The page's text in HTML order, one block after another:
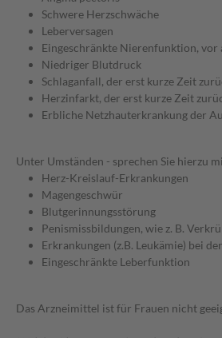
Schwere Herzschwäche
Leberversagen
Eingeschränkte Nierenfunktion,
Niedriger Blutdruck
Schlaganfall, der erst kurze Zeit
Herzinfarkt, der erst kurze Zeit
Erbliche Netzhauterkrankung der
Unter Umständen - sprechen Sie hierzu
Herz-Kreislauf-Erkrankungen
Magengeschwür
Blutgerinnungsstörung
Penismissbildungen, wie z. B.
Erkrankungen (z.B. Leukämie) bei
Eingeschränkte Leberfunktion
Das Arzneimittel ist für Frauen nicht